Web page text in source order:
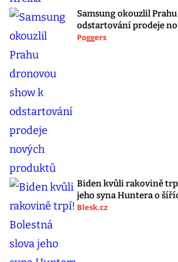
Samsung okouzlil
odstartování prodeje
Poggers
Biden kvůli rakovině
jeho syna Huntera o
Blesk.cz